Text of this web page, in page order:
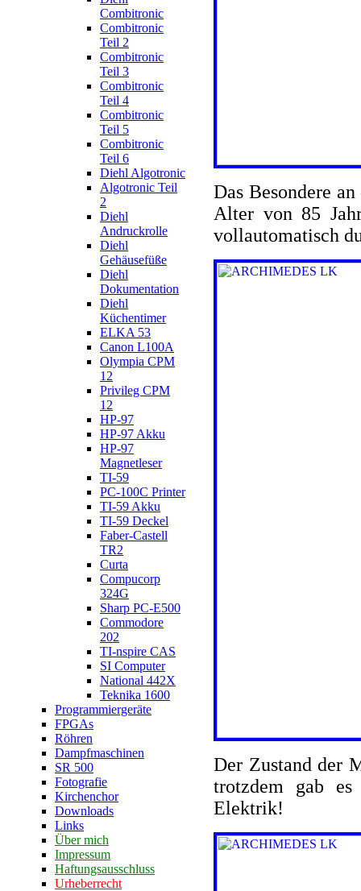
Combitronic
Combitronic
Teil 2
Combitronic
Teil 3
Combitronic
Teil 4
Combitronic
Teil 5
Combitronic
Teil 6
Diehl Algotronic
Algotronic Teil
2
Diehl
Andruckrolle
Diehl
Gehäusefüße
Diehl
Dokumentation
Diehl
Küchentimer
ELKA 53
Canon L100A
Olympia CPM
12
Privileg CPM
12
HP-97
HP-97 Akku
HP-97
Magnetleser
TI-59
PC-100C Printer
TI-59 Akku
TI-59 Deckel
Faber-Castell
TR2
Curta
Compucorp
324G
Sharp PC-E500
Commodore
202
TI-nspire CAS
SI Computer
National 442X
Teknika 1600
Programmiergeräte
FPGAs
Röhren
Dampfmaschinen
SR 500
Fotografie
Kirchenchor
Downloads
Links
Über mich
Impressum
Haftungsausschluss
Urheberrecht
Das Besondere
Alter von 85
vollautomatisch
Der Zustand der
trotzdem gab
Elektrik!